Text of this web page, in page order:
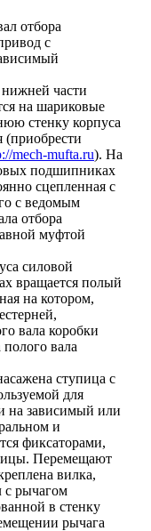
отбора
с
части
на шариковые
стенку корпуса
(приобрести
mech-mufta.ru). На
подшипниках
сцепленная с
с ведомым
отбора
муфтой
силовой
вращается полый
на котором,
вала коробки
вала
ступица с
для
на зависимый или
и
фиксаторами,
Перемещают
вилка,
с рычагом
в стенку
рычага